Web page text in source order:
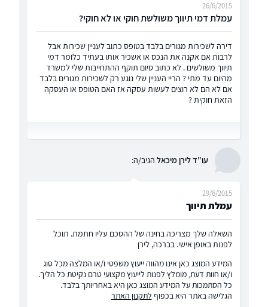
עמלת דמי תיווך משולשת חוקי או לא חוקי?
26/6/2015
דירה לשכירות מגורים בלבד בטופס כתוב לעניין שכירות אבל
לרבות אם אקנה את הנכס או אשכיר אותו בעתיד כלומר דמי
תיווך משולשים . לא כתוב סיום תוקף ההתחייבות שלי למשרד
מהיום עד מתי ? הריי העניין שלי נוגע רק לשכירות מגורים בלבד
אם לא הם לא רוצים לעשות עסקה אז האם הטופס או העסקה
הזאת חוקית ?
עו"ד לירן מיכאל הגיב/ה:
עמלת תיווך
29/6/2015
השאלה שלך מצריכה בחינה של ההסכם עליו חתמת. תוכל
לפנות באופן אישי. בברכה, לירן
המידע המוצג כאן אינו מהווה ייעוץ משפטי ו/או המלצה מכל סוג
ו/או חוות דעת, מומלץ לפנות לייעוץ מקצועי טרם נקיטת כל הליך.
כל הסתמכות על המידע המוצג כאן היא באחריותך בלבד.
הגלישה באתר היא בכפוף לתקנון האתר